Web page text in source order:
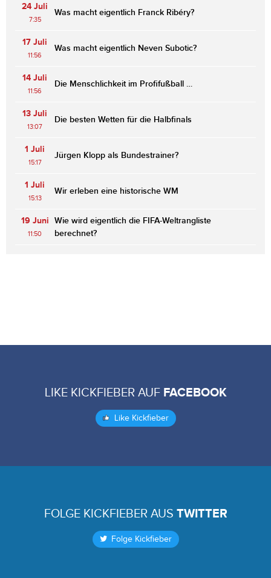
24 Juli
7:35
Was macht eigentlich Franck Ribéry?
17 Juli
11:56
Was macht eigentlich Neven Subotic?
14 Juli
11:56
Die Menschlichkeit im Profifußball …
13 Juli
13:07
Die besten Wetten für die Halbfinals
1 Juli
15:17
Jürgen Klopp als Bundestrainer?
1 Juli
15:13
Wir erleben eine historische WM
19 Juni
11:50
Wie wird eigentlich die FIFA-Weltrangliste
berechnet?
LIKE KICKFIEBER AUF FACEBOOK
Like Kickfieber
FOLGE KICKFIEBER AUS TWITTER
Folge Kickfieber